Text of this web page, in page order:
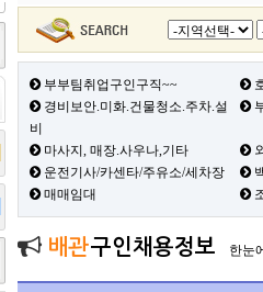
부부팀취업구인구직~~
경비보안.미화.건물청소.주차.설
비
마사지, 매장.사우나,기타
운전기사/카센타/주유소/세차장
매매임대
배관구인채용정보 한눈